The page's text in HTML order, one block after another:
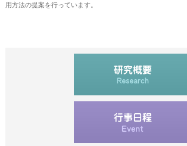
用方法の提案を行っています。